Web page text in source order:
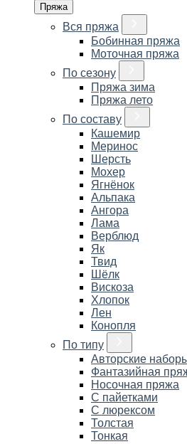
Пряжа
Вся пряжа
Бобинная пряжа
Моточная пряжа
По сезону
Пряжа зима
Пряжа лето
По составу
Кашемир
Меринос
Шерсть
Мохер
Ягнёнок
Альпака
Ангора
Лама
Верблюд
Як
Твид
Шёлк
Вискоза
Хлопок
Лен
Конопля
По типу
Авторские
Фантазийная
Носочная пряжа
С пайетками
С люрексом
Толстая
Тонкая